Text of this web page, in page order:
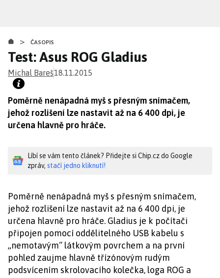
obsahu
> ČASOPIS
Test: Asus ROG Gladius
Michal Bareš18.11.2015
Poměrně nenápadná myš s přesným snímačem,
jehož rozlišení lze nastavit až na 6 400 dpi, je
určena hlavně pro hráče.
Líbí se vám tento článek? Přidejte si Chip.cz do Google
zpráv, stačí jedno kliknutí!
Poměrně nenápadná myš s přesným snímačem,
jehož rozlišení lze nastavit až na 6 400 dpi, je
určena hlavně pro hráče. Gladius je k počítači
připojen pomocí oddělitelného USB kabelu s
„nemotavým“ látkovým povrchem a na první
pohled zaujme hlavně třízónovým rudým
podsvícením skrolovacího kolečka, loga ROG a